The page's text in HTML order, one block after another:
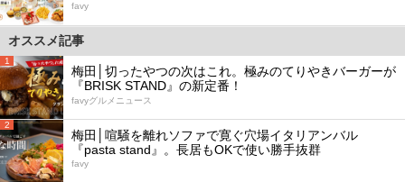
favy
オススメ記事
1
梅田│切ったやつの次はこれ。極みのてりやきバーガーが
『BRISK STAND』の新定番！
favyグルメニュース
2
梅田│喧騒を離れソファで寛ぐ穴場イタリアンバル
『pasta stand』。長居もOKで使い勝手抜群
favy